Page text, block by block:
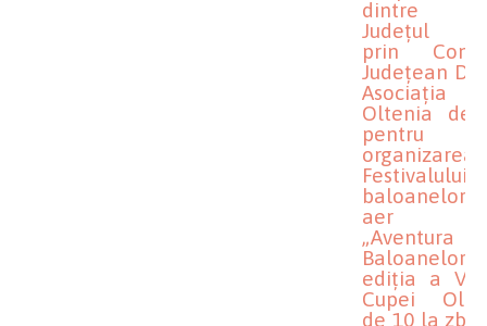
dintre
Județul
prin
Judeţean
Asociația
Oltenia de
pentru
organizarea
Festivalului
baloanelor
aer
„Aventura
Baloanelor”,
ediția a V-
Cupei
de 10 la